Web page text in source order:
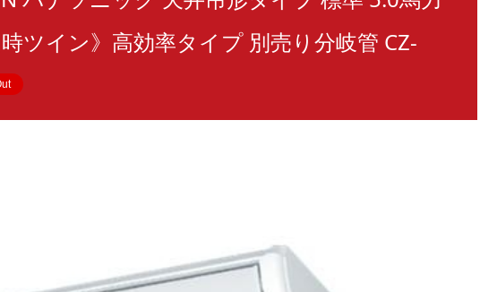
ツイン》高効率タイプ 別売り分岐管 CZ-